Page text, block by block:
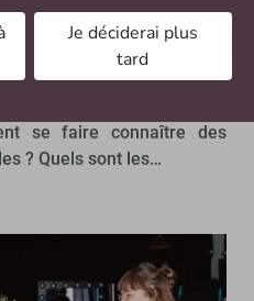
confiance (enfin ?)
se faire connaître des
? Quels sont les…
Je déciderai plus
tard